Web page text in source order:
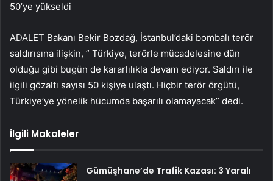
50’ye yükseldi
ADALET Bakanı Bekir Bozdağ, İstanbul’daki bombalı terör
saldırısına ilişkin, ” Türkiye, terörle mücadelesine dün
olduğu gibi bugün de kararlılıkla devam ediyor. Saldırı ile
ilgili gözaltı sayısı 50 kişiye ulaştı. Hiçbir terör örgütü,
Türkiye’ye yönelik hücumda başarılı olamayacak” dedi.
İlgili Makaleler
Gümüşhane’de Trafik Kazası: 3 Yaralı